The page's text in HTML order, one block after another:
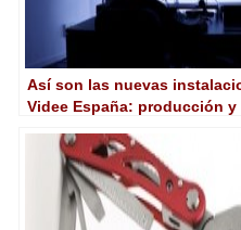
Así son las nuevas
Videe España: producción y
pequeños proyectos